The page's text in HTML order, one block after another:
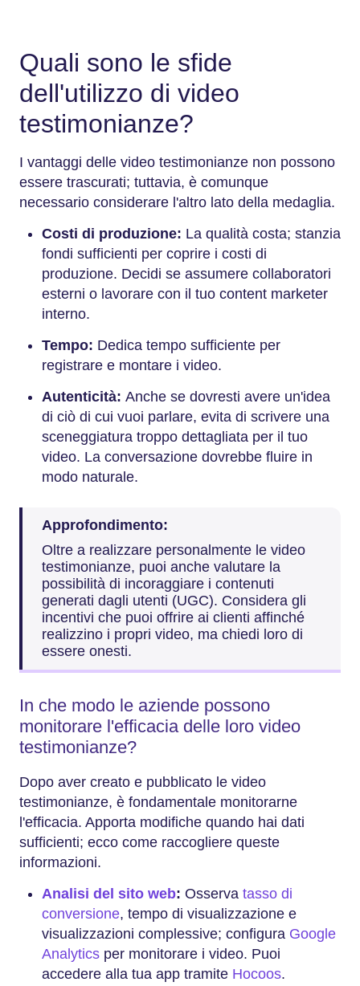
Quali sono le sfide
dell'utilizzo di video
testimonianze?
I vantaggi delle video testimonianze non possono
essere trascurati; tuttavia, è comunque
necessario considerare l'altro lato della medaglia.
Costi di produzione: La qualità costa; stanzia
fondi sufficienti per coprire i costi di
produzione. Decidi se assumere collaboratori
esterni o lavorare con il tuo content marketer
interno.
Tempo: Dedica tempo sufficiente per
registrare e montare i video.
Autenticità: Anche se dovresti avere un'idea
di ciò di cui vuoi parlare, evita di scrivere una
sceneggiatura troppo dettagliata per il tuo
video. La conversazione dovrebbe fluire in
modo naturale.
Approfondimento:
Oltre a realizzare personalmente le video
testimonianze, puoi anche valutare la
possibilità di incoraggiare i contenuti
generati dagli utenti (UGC). Considera gli
incentivi che puoi offrire ai clienti affinché
realizzino i propri video, ma chiedi loro di
essere onesti.
In che modo le aziende possono
monitorare l'efficacia delle loro video
testimonianze?
Dopo aver creato e pubblicato le video
testimonianze, è fondamentale monitorarne
l'efficacia. Apporta modifiche quando hai dati
sufficienti; ecco come raccogliere queste
informazioni.
Analisi del sito web: Osserva tasso di
conversione, tempo di visualizzazione e
visualizzazioni complessive; configura Google
Analytics per monitorare i video. Puoi
accedere alla tua app tramite Hocoos.